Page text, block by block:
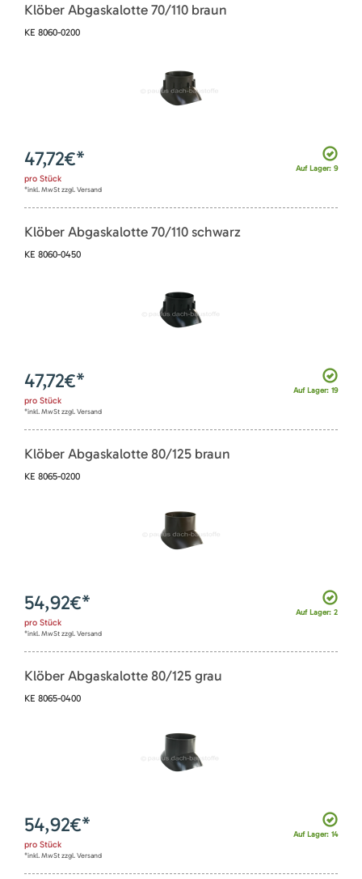
Klöber Abgaskalotte 70/110 braun
KE 8060-0200
Auf Lager: 9
47,72€*
pro Stück
*inkl. MwSt zzgl. Versand
Klöber Abgaskalotte 70/110 schwarz
KE 8060-0450
Auf Lager: 19
47,72€*
pro Stück
*inkl. MwSt zzgl. Versand
Klöber Abgaskalotte 80/125 braun
KE 8065-0200
Auf Lager: 2
54,92€*
pro Stück
*inkl. MwSt zzgl. Versand
Klöber Abgaskalotte 80/125 grau
KE 8065-0400
Auf Lager: 14
54,92€*
pro Stück
*inkl. MwSt zzgl. Versand